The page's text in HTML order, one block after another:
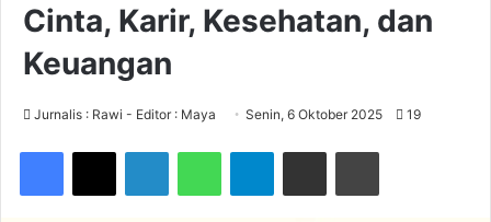
Cinta, Karir, Kesehatan, dan
Keuangan
Jurnalis : Rawi - Editor : Maya Senin, 6 Oktober 2025 19
Telegram